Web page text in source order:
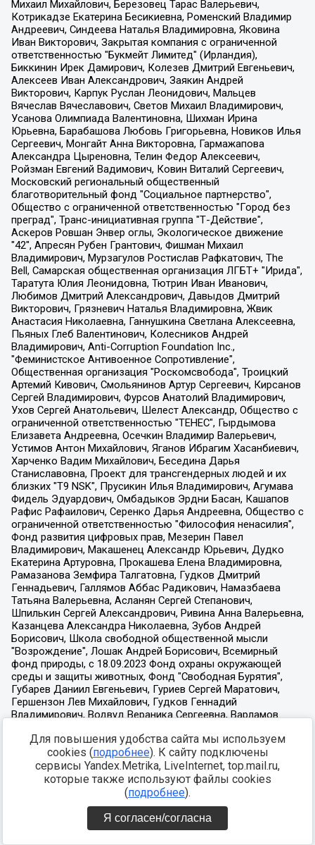
Для повышения удобства сайта мы используем
cookies (подробнее). К сайту подключены
сервисы Yandex.Metrika, LiveInternet, top.mail.ru,
которые также используют файлы cookies
(подробнее).
Я согласен/согласна